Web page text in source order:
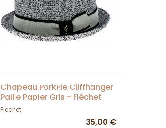
Chapeau PorkPie Cliffhanger
Paille Papier Gris - Fléchet
Flechet
35,00 €